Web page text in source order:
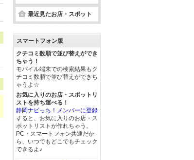
最近見たお店・スポット
スマートフォン版
クチコミ数順で並び替えができ
ちゃう！
モバイル端末での検索結果もク
チコミ数順で並び替えができち
ゃうよ☆
お気に入りのお店・スポットリ
ストを持ち運べる！
静岡ナビっち！メンバーに登録
すると、お気に入りのお店・ス
ポットリストが作れちゃう。
PC・スマートフォン共通だか
ら、いつでもどこでもチェック
できるよ♪